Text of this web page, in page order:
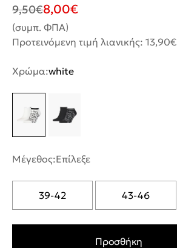
9,50€8,00€
(συμπ. ΦΠΑ)
Προτεινόμενη τιμή λιανικής: 13,90€
Χρώμα:white
Μέγεθος:Επίλεξε
39-42 43-46
Προσθήκη